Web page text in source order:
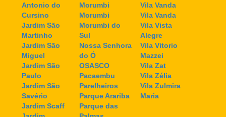
Antonio do
Cursino
Jardim São
Martinho
Jardim São
Miguel
Jardim São
Paulo
Jardim São
Savério
Jardim Scaff
Morumbi
Morumbi
Morumbi do
Sul
Nossa Senhora
do Ó
OSASCO
Pacaembu
Parelheiros
Parque Arariba
Parque das
Vila Vanda
Vila Vanda
Vila Vista
Alegre
Vila Vitorio
Mazzei
Vila Zat
Vila Zélia
Vila Zulmira
Maria